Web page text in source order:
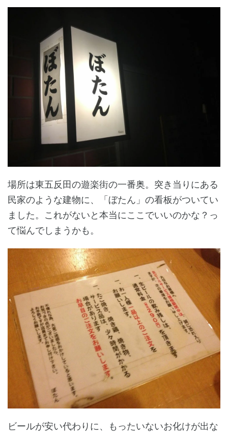
場所は東五反田の遊楽街の一番奥。突き当りにある
民家のような建物に、「ぼたん」の看板がついてい
ました。これがないと本当にここでいいのかな？っ
て悩んでしまうかも。
ビールが安い代わりに、もったいないお化けが出な